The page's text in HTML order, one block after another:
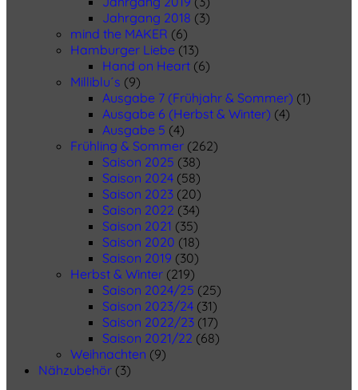
Jahrgang 2018 (3)
mind the MAKER (6)
Hamburger Liebe (13)
Hand on Heart (6)
Milliblu´s (9)
Ausgabe 7 (Frühjahr & Sommer) (1)
Ausgabe 6 (Herbst & Winter) (4)
Ausgabe 5 (4)
Frühling & Sommer (262)
Saison 2025 (38)
Saison 2024 (58)
Saison 2023 (20)
Saison 2022 (34)
Saison 2021 (35)
Saison 2020 (18)
Saison 2019 (30)
Herbst & Winter (219)
Saison 2024/25 (25)
Saison 2023/24 (31)
Saison 2022/23 (17)
Saison 2021/22 (68)
Weihnachten (9)
Nähzubehör (3)